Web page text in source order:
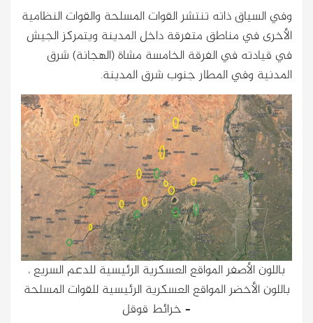
وفي السياق ذاته تنتشر القوات المسلحة والقوات النظامية
الأخرى في مناطق متفرقة داخل المدينة ويتمركز الجيش
في قيادته في الفرقة الخامسة مشاة (الهجانة) شرق
المدنية وفي المطار جنوب شرق المدينة.
باللون الأصفر المواقع العسكرية الرئيسية للدعم السريع ،
باللون الأخضر المواقع العسكرية الرئيسية للقوات المسلحة
– خرائط قوقل